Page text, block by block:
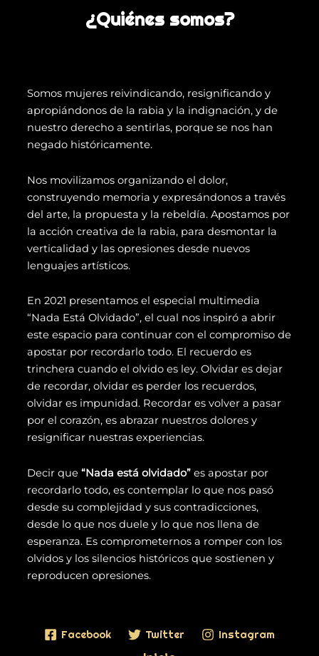
¿Quiénes somos?
Somos mujeres reivindicando, resignificando y
apropiándonos de la rabia y la indignación, y de
nuestro derecho a sentirlas, porque se nos han
negado históricamente.
Nos movilizamos organizando el dolor,
construyendo memoria y expresándonos a través
del arte, la propuesta y la rebeldía. Apostamos por
la acción creativa de la rabia, para desmontar la
verticalidad y las opresiones desde nuevos
lenguajes artísticos.
En 2021 presentamos el especial multimedia
“Nada Está Olvidado”, el cual nos inspiró a abrir
este espacio para continuar con el compromiso de
apostar por recordarlo todo. El recuerdo es
trinchera cuando el olvido es ley. Olvidar es dejar
de recordar, olvidar es perder los recuerdos,
olvidar es impunidad. Recordar es volver a pasar
por el corazón, es abrazar nuestros dolores y
resignificar nuestras experiencias.
Decir que “Nada está olvidado” es apostar por
recordarlo todo, es contemplar lo que nos pasó
desde su complejidad y sus contradicciones,
desde lo que nos duele y lo que nos llena de
esperanza. Es comprometernos a romper con los
olvidos y los silencios históricos que sostienen y
reproducen opresiones.
Facebook Twitter Instagram